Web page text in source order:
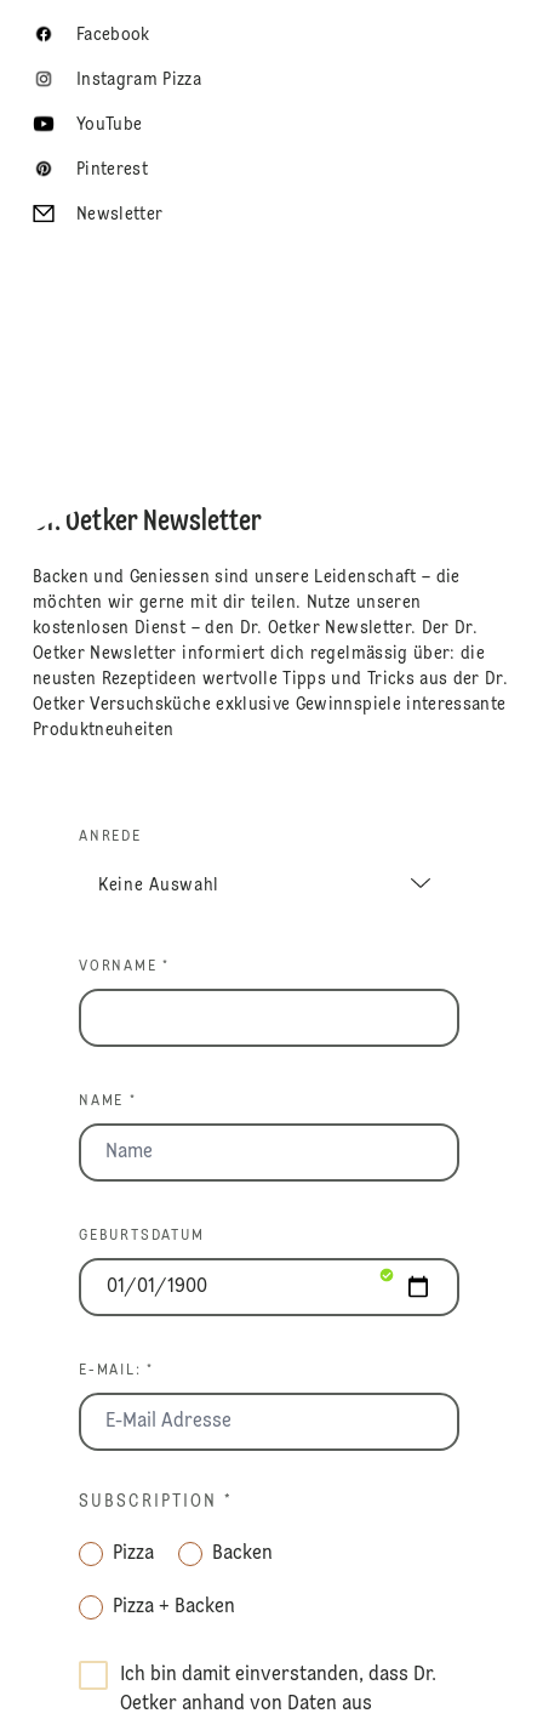
Facebook
Instagram Pizza
YouTube
Pinterest
Newsletter
Dr. Oetker Newsletter
Backen und Geniessen sind unsere Leidenschaft – die
möchten wir gerne mit dir teilen. Nutze unseren
kostenlosen Dienst – den Dr. Oetker Newsletter. Der Dr.
Oetker Newsletter informiert dich regelmässig über: die
neusten Rezeptideen wertvolle Tipps und Tricks aus der Dr.
Oetker Versuchsküche exklusive Gewinnspiele interessante
Produktneuheiten
ANREDE
VORNAME *
NAME *
GEBURTSDATUM
E-MAIL: *
SUBSCRIPTION *
Pizza Backen
Pizza + Backen
Ich bin damit einverstanden, dass Dr.
Oetker anhand von Daten aus